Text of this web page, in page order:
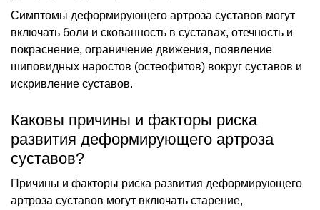
Симптомы деформирующего артроза суставов могут
включать боли и скованность в суставах, отечность и
покраснение, ограничение движения, появление
шиповидных наростов (остеофитов) вокруг суставов и
искривление суставов.
Каковы причины и факторы риска
развития деформирующего артроза
суставов?
Причины и факторы риска развития деформирующего
артроза суставов могут включать старение,